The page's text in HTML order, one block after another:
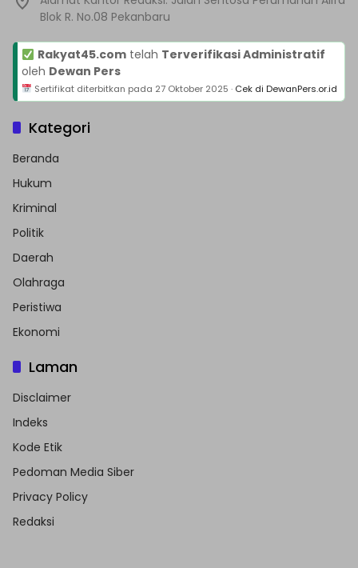
Blok R. No.08 Pekanbaru
Rakyat45.comtelah Terverifikasi Administratif
oleh Dewan Pers
Sertifikat diterbitkan pada 27 Oktober 2025 · Cek di DewanPers.or.id
Kategori
Beranda
Hukum
Kriminal
Politik
Daerah
Olahraga
Peristiwa
Ekonomi
Laman
Disclaimer
Indeks
Kode Etik
Pedoman Media Siber
Privacy Policy
Redaksi